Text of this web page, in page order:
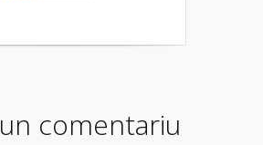
comentariu